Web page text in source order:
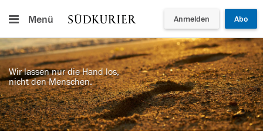
Menü Anmelden Abo
Wir lassen nur die Hand los,
nicht den Menschen.